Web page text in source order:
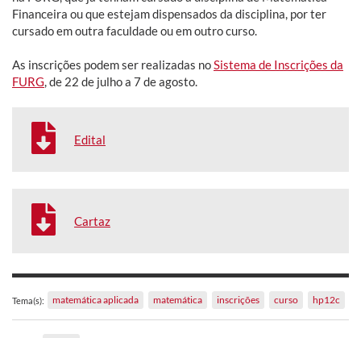
Financeira ou que estejam dispensados da disciplina, por ter
cursado em outra faculdade ou em outro curso.
As inscrições podem ser realizadas no Sistema de Inscrições da
FURG , de 22 de julho a 7 de agosto.
Edital
Cartaz
Tema(s): matemática aplicada matemática inscrições curso hp12c